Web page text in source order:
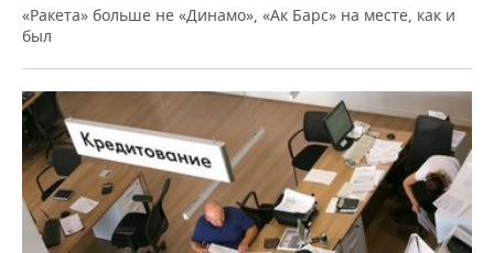
«Ракета» больше не «Динамо», «Ак Барс» на месте, как и
был